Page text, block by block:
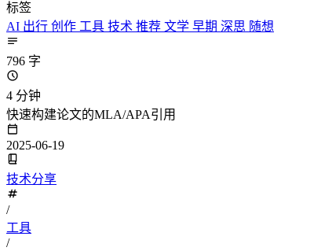
标签
AI 出行 创作 工具 技术 推荐 文学 早期 深思 随想
796 字
4 分钟
快速构建论文的MLA/APA引用
2025-06-19
技术分享
/
工具
/